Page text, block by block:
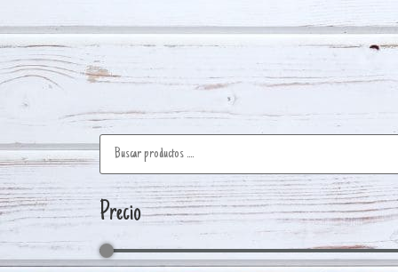
Precio